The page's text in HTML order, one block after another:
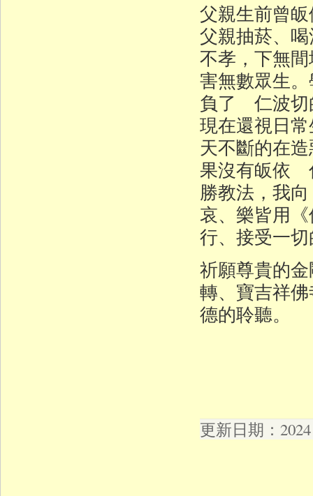
父親生前曾
父親抽菸、
不孝，下無
害無數眾生
負了 仁波切
現在還視日
天不斷的在
果沒有皈依
勝教法，我
哀、樂皆用
行、接受一
祈願尊貴的
轉、寶吉祥
德的聆聽。
更新日期：